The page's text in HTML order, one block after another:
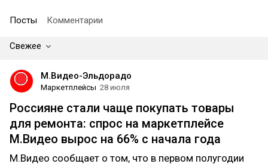
Посты Комментарии
Свежее
М.Видео-Эльдорадо
Маркетплейсы 28 июля
Россияне стали чаще покупать товары
для ремонта: спрос на маркетплейсе
М.Видео вырос на 66% с начала года
М.Видео сообщает о том, что в первом полугодии